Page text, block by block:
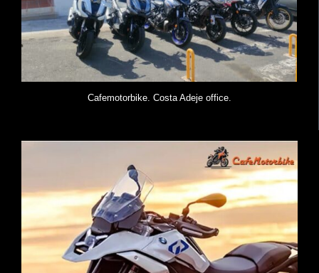
Cafemotorbike. Costa Adeje office.